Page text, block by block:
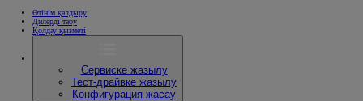
Өтінім қалдыру
Дилерді табу
Қолдау қызметі
Сервиске жазылу
Тест-драйвке жазылу
Конфигурация жасау